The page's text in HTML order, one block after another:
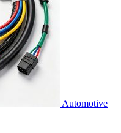
Automotive